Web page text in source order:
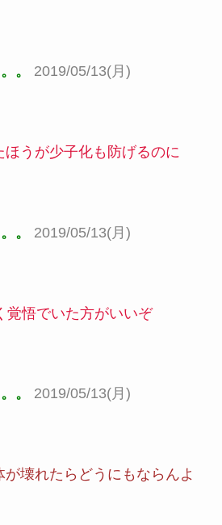
。
2019/05/13(月)
うが少子化も防げるのに
。
2019/05/13(月)
覚悟でいた方がいいぞ
。
2019/05/13(月)
壊れたらどうにもならんよ